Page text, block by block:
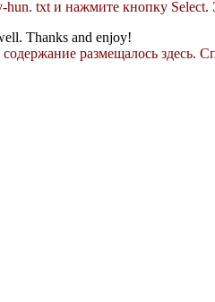
hun. txt и нажмите кнопку Select.
Thanks and enjoy!
размещалось здесь.